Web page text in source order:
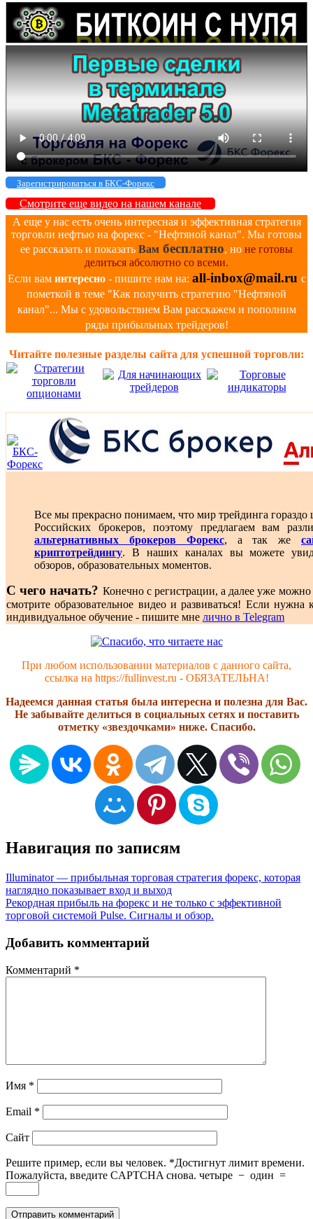
Зарегистрироваться в БКС-Форекс
Смотрите еще видео на нашем канале
А еще у нас есть очень интересная и эффективная стратегия
торговли нефтью на форекс - "Нефтяной канал". Мы готовы
ее рассказать и показать Вам бесплатно, но не готовы
делиться абсолютно со всеми.
Если вам интересно- пишите нам на: all-inbox@mail.ru с
пометкой в теме "Как получить стратегию "Нефтяной
канал"... Мы с удовольствием Вам расскажем и пополним
ряды прибыльных трейдеров!
Читайте полезные разделы сайта для успешной торговли:
Все мы прекрасно понимаем, что мир трейдинга гораздо
Российских брокеров, поэтому предлагаем вам
альтернативных брокеров Форекс, а так же
криптотрейдингу. В наших каналах вы можете
обзоров, образовательных моментов.
С чего начать? Конечно с регистрации, а далее уже можно
смотрите образовательное видео и развиваться! Если нужна
индивидуальное обучение - пишите мне лично в Telegram
При любом использовании материалов с данного сайта,
ссылка на https://fullinvest.ru - ОБЯЗАТЕЛЬНА!
Надеемся данная статья была интересна и полезна для Вас.
Не забывайте делиться в социальных сетях и поставить
отметку «звездочками» ниже. Спасибо.
Навигация по записям
Illuminator — прибыльная торговая стратегия форекс, которая
наглядно показывает вход и выход
Рекордная прибыль на форекс и не только с эффективной
торговой системой Pulse. Сигналы и обзор.
Добавить комментарий
Комментарий *
Имя *
Email *
Сайт
Решите пример, если вы человек. *Достигнут лимит времени.
Пожалуйста, введите CAPTCHA снова. четыре − один =